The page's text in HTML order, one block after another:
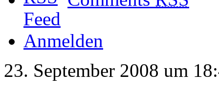
Anmelden
23. September 2008 um